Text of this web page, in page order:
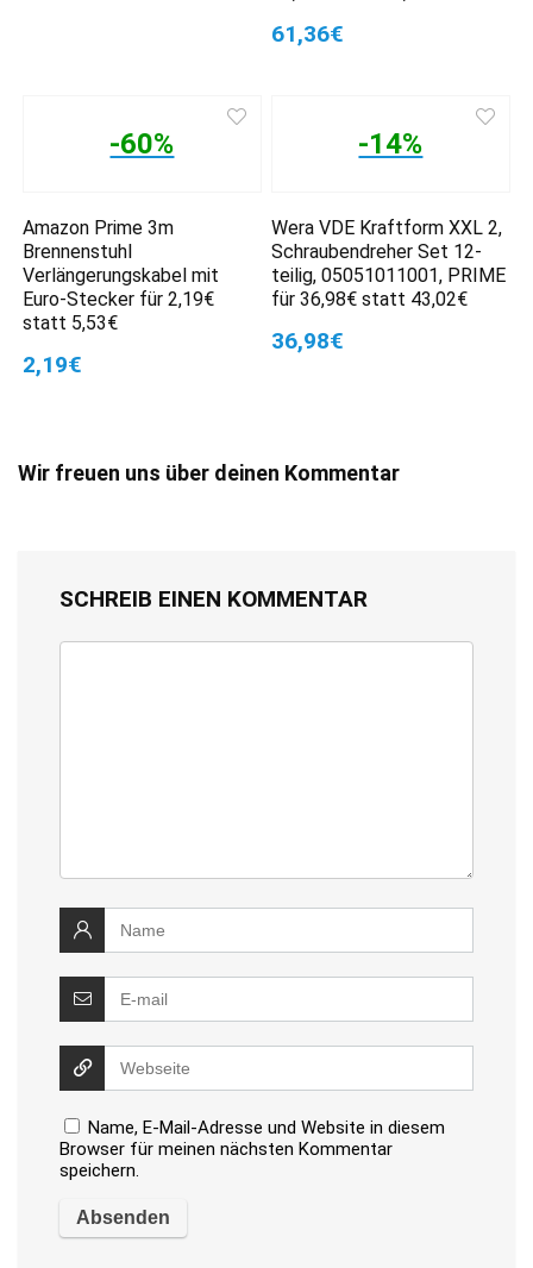
61,36€
-60%
Amazon Prime 3m
Brennenstuhl
Verlängerungskabel mit
Euro-Stecker für 2,19€
statt 5,53€
2,19€
-14%
Wera VDE Kraftform XXL 2,
Schraubendreher Set 12-
teilig, 05051011001, PRIME
für 36,98€ statt 43,02€
36,98€
Wir freuen uns über deinen Kommentar
SCHREIB EINEN KOMMENTAR
Name, E-Mail-Adresse und Website in diesem
Browser für meinen nächsten Kommentar
speichern.